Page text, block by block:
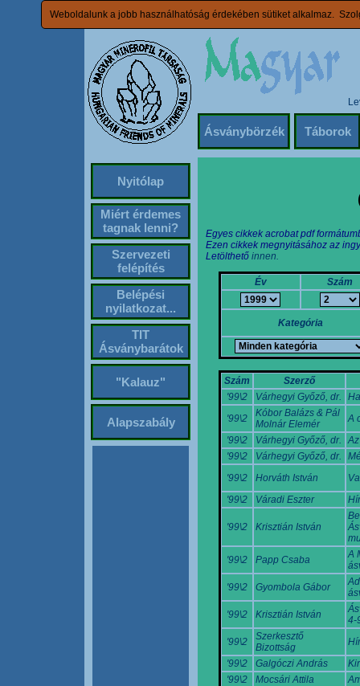
Weboldalunk a jobb használhatóság érdekében sütiket alkalmaz.
Ásványbörzék Táborok
Nyitólap
Miért érdemes
tagnak lenni?
Szervezeti
felépítés
Belépési
nyilatkozat...
TIT
Ásványbarátok
"Kalauz"
Alapszabály
Egyes cikkek acrobat pdf
Ezen cikkek megnyitásához az
Letölthető innen.
Év Szám
Kategória
Szám
Szerző
'99\2
Várhegyi Győző, dr.
'99\2
Kóbor Balázs & Pál
Molnár Elemér
A
'99\2
Várhegyi Győző, dr.
'99\2
Várhegyi Győző, dr.
'99\2
Horváth István
'99\2
Váradi Eszter
'99\2 Krisztián István
'99\2
Papp Csaba
A
'99\2
Gyombola Gábor
'99\2
Krisztián István
4-
'99\2
Szerkesztő
Bizottság
'99\2
Galgóczi András
'99\2
Mocsári Attila